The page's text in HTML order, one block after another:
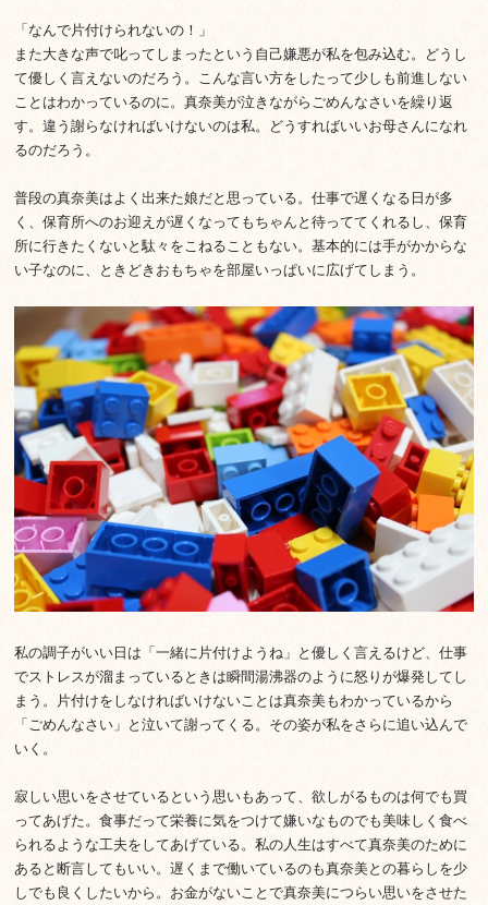
「なんで片付けられないの！」
また大きな声で叱ってしまったという自己嫌悪が私を包み込む。どうし
て優しく言えないのだろう。こんな言い方をしたって少しも前進しない
ことはわかっているのに。真奈美が泣きながらごめんなさいを繰り返
す。違う謝らなければいけないのは私。どうすればいいお母さんになれ
るのだろう。
普段の真奈美はよく出来た娘だと思っている。仕事で遅くなる日が多
く、保育所へのお迎えが遅くなってもちゃんと待っててくれるし、保育
所に行きたくないと駄々をこねることもない。基本的には手がかからな
い子なのに、ときどきおもちゃを部屋いっぱいに広げてしまう。
私の調子がいい日は「一緒に片付けようね」と優しく言えるけど、仕事
でストレスが溜まっているときは瞬間湯沸器のように怒りが爆発してし
まう。片付けをしなければいけないことは真奈美もわかっているから
「ごめんなさい」と泣いて謝ってくる。その姿が私をさらに追い込んで
いく。
寂しい思いをさせているという思いもあって、欲しがるものは何でも買
ってあげた。食事だって栄養に気をつけて嫌いなものでも美味しく食べ
られるような工夫をしてあげている。私の人生はすべて真奈美のために
あると断言してもいい。遅くまで働いているのも真奈美との暮らしを少
しでも良くしたいから。お金がないことで真奈美につらい思いをさせた